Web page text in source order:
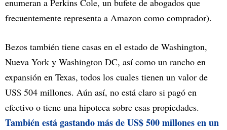
frecuentemente representa a Amazon como comprador).
Bezos también tiene casas en el estado de Washington,
Nueva York y Washington DC, así como un rancho en
expansión en Texas, todos los cuales tienen un valor de
US$ 504 millones. Aún así, no está claro si pagó en
efectivo o tiene una hipoteca sobre esas propiedades.
También está gastando más de US$ 500 millones en un